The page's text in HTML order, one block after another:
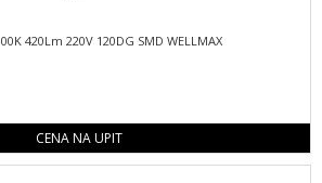
420Lm 220V 120DG SMD WELLMAX
CENA NA UPIT